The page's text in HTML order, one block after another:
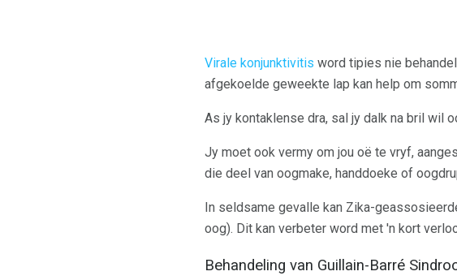
Virale konjunktivitis word tipies nie
afgekoelde geweekte lap kan help om
As jy kontaklense dra, sal jy dalk na bril wil
Jy moet ook vermy om jou oë te vryf,
die deel van oogmake, handdoeke of
In seldsame gevalle kan Zika-
oog). Dit kan verbeter word met 'n kort
Behandeling van Guillain-Barré